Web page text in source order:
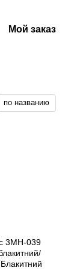
Мой заказ
по названию